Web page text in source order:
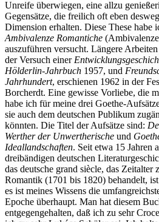
Unreife überwiegen, eine allzu
Gegensätze, die freilich oft eben
Dimension erhalten. Diese These habe
Ambivalenze Romantiche
auszuführen versucht. Längere
der Versuch einer
Hölderlin-Jahrbuch 1957, und
Jahrhundert, erschienen 1962 in der
Borcherdt. Eine gewisse Vorliebe, die
habe ich für meine drei Goethe-
sie auch dem deutschen Publikum
könnten. Die Titel der Aufsätze sind:
Werther der Unwertherische und
Ideallandschaften. Seit etwa 15 Jahren
dreibändigen deutschen
das deutsche grand siècle, das Zeitalter
Romantik (1701 bis 1820) behandelt,
es ist meines Wissens die
Epoche überhaupt. Man hat diesem
entgegengehalten, daß ich zu sehr